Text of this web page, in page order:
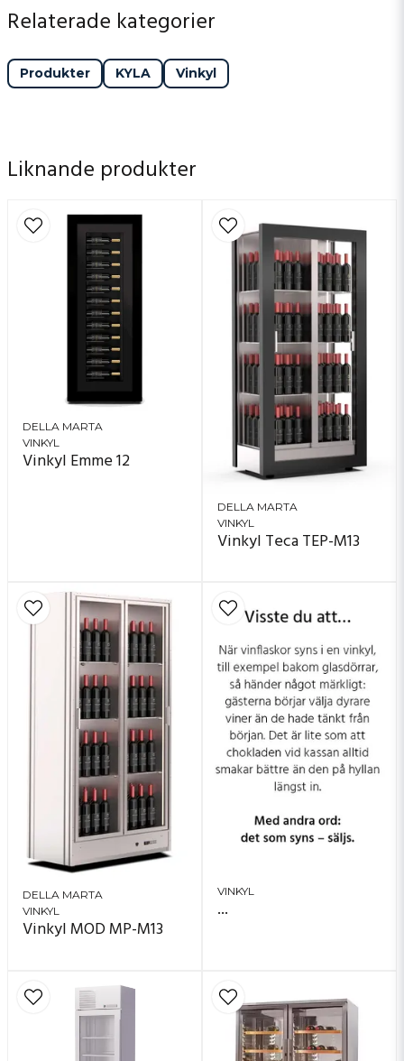
Relaterade kategorier
Produkter KYLA Vinkyl
Liknande produkter
DELLA MARTA
VINKYL
Vinkyl Emme 12
DELLA MARTA
VINKYL
Vinkyl Teca TEP-M13
DELLA MARTA
VINKYL
Vinkyl MOD MP-M13
VINKYL
...